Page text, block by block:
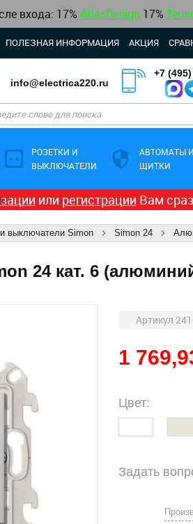
входа: 17% AtlasDesign 17%
ПОЛЕЗНАЯ ИНФОРМАЦИЯ АКЦИЯ
info@electrica220.ru
+7
РОЗЕТКИ И
ВЫКЛЮЧАТЕЛИ
АВТОМАТЫ И
ЩИТКИ
или регистрации Вам
и выключатели Simon Simon 24
24 кат. 6
Артикул
1
Цвет:
Задать